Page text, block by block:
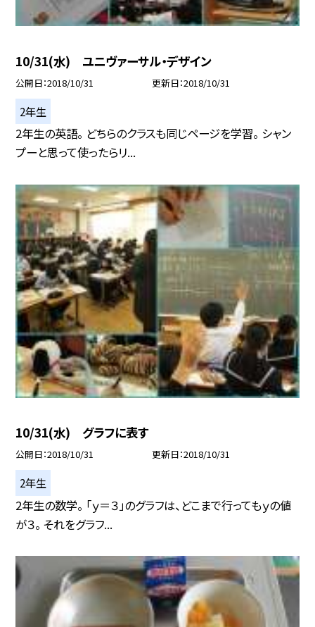
10/31(水) ユニヴァーサル・デザイン
公開日 2018/10/31 更新日 2018/10/31
2年生
2年生の英語。 どちらのクラスも同じページを学習。 シャン
プーと思って使ったらリ...
10/31(水) グラフに表す
公開日 2018/10/31 更新日 2018/10/31
2年生
2年生の数学。 「ｙ＝３」のグラフは、どこまで行ってもｙの値
が３。 それをグラフ...